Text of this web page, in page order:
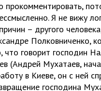
прокомментировать,
Я не вижу
– другого
Полковниченко,
что говорит господин
(Андрей Мухатаев,
в Киеве, он с ней
господина